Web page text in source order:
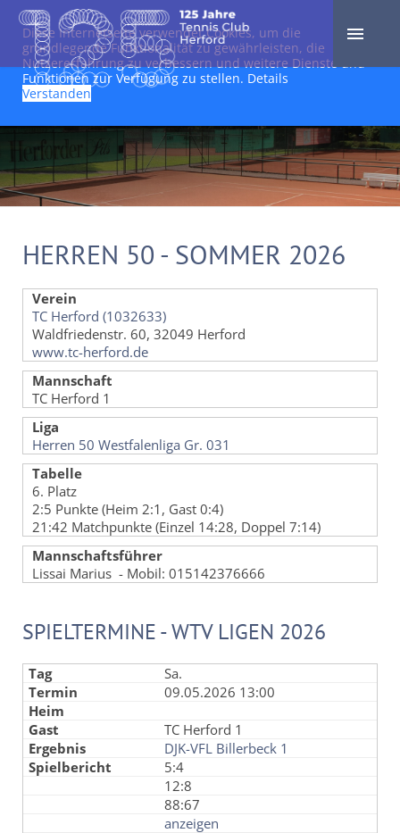
Diese Internetseite verwendet Cookies, um die
grundlegende Funktionalität zu gewährleisten, die
Nutzererfahrung zu verbessern und weitere Dienste und
Funktionen zur Verfügung zu stellen. Details
Verstanden
HERREN 50 - SOMMER 2026
Verein
TC Herford (1032633)
Waldfriedenstr. 60, 32049 Herford
www.tc-herford.de
Mannschaft
TC Herford 1
Liga
Herren 50 Westfalenliga Gr. 031
Tabelle
6. Platz
2:5 Punkte (Heim 2:1, Gast 0:4)
21:42 Matchpunkte (Einzel 14:28, Doppel 7:14)
Mannschaftsführer
Lissai Marius - Mobil: 015142376666
SPIELTERMINE - WTV LIGEN 2026
Sa.
09.05.2026 13:00
TC Herford 1
DJK-VFL Billerbeck 1
5:4
12:8
88:67
anzeigen